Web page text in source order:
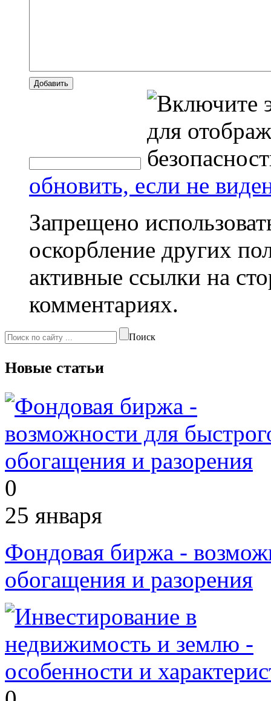
Добавить
обновить, если не
Запрещено
оскорбление других
активные ссылки на
комментариях.
Поиск
Новые статьи
0
25 января
Фондовая биржа -
обогащения и разорения